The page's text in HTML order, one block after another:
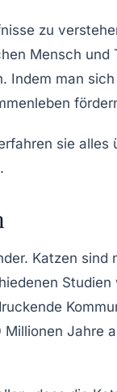
zu
Mensch
Indem man
Katzen